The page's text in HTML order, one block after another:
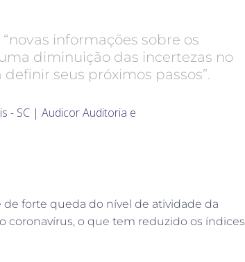
informações sobre os
diminuição das incertezas no
seus próximos passos”.
forte queda do nível de atividade da
coronavírus, o que tem reduzido os índices